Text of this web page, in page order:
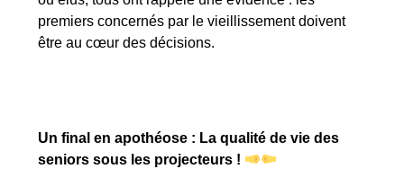
premiers concernés par le vieillissement doivent
être au cœur des décisions.
Un final en apothéose : La qualité de vie des
seniors sous les projecteurs !